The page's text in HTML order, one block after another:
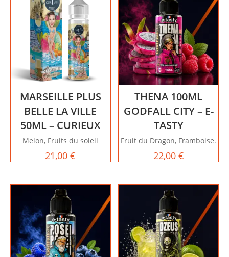
MARSEILLE PLUS
BELLE LA VILLE
50ML – CURIEUX
Melon, Fruits du soleil
21,00€
THENA 100ML
GODFALL CITY – E-
TASTY
Fruit du Dragon, Framboise.
22,00 €